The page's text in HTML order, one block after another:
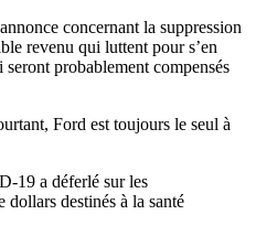
concernant la suppression
revenu qui luttent pour s’en
probablement compensés
Ford est toujours le seul à
a déferlé sur les
destinés à la santé